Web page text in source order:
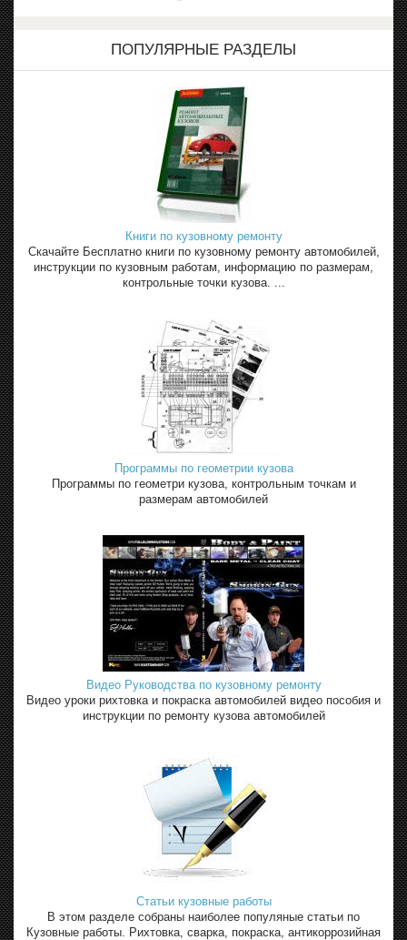
ПОПУЛЯРНЫЕ РАЗДЕЛЫ
Книги по кузовному ремонту
Скачайте Бесплатно книги по кузовному ремонту автомобилей,
инструкции по кузовным работам, информацию по размерам,
контрольные точки кузова. ...
Программы по геометрии кузова
Программы по геометри кузова, контрольным точкам и
размерам автомобилей
Видео Руководства по кузовному ремонту
Видео уроки рихтовка и покраска автомобилей видео пособия и
инструкции по ремонту кузова автомобилей
Статьи кузовные работы
В этом разделе собраны наиболее популяные статьи по
Кузовные работы. Рихтовка, сварка, покраска, антикоррозийная